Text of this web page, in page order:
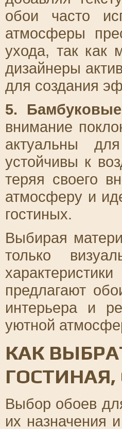
обои часто
атмосферы
ухода, так как
дизайнеры
для создания
5.
внимание
актуальны
устойчивы к
теряя своего
атмосферу и
гостиных.
Выбирая
только
предлагают
интерьера и
уютной
КАК
Выбор обоев
их назначения